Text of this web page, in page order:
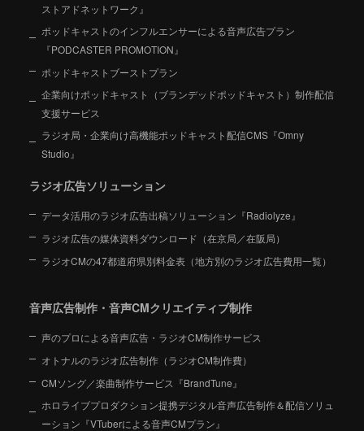
ストアドネットワーク』
ポッドキャストのインフルエンサーによる音声広告プラン
『PODCASTER PROMOTION』
ポッドキャストブーストプラン
企業向けポッドキャスト（ブランデッドポッドキャスト）制作配信
支援サービス
ラジオ局・企業向け高機能ポッドキャスト配信CMS『Omny
Studio』
ラジオ広告ソリューション
データ活用のラジオ広告出稿ソリューション『Radiolyze』
ラジオ広告の媒体資料ダウンロード（在京局／在阪局）
ラジオCMの47都道府県別料金表（地方別のラジオ広告費用一覧）
音声広告制作・音声CMクリエイティブ制作
声のプロによる音声広告・ラジオCM制作サービス
オトナルのラジオ広告制作（ラジオCM制作費）
CMソング／楽曲制作サービス『BrandTune』
ホロライブプロダクション提携デジタル音声広告制作＆配信ソリュ
ーション 『VTuberによる音声CMプラン』